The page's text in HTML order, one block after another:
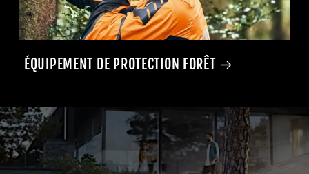
ÉQUIPEMENT DE PROTECTION FORÊT